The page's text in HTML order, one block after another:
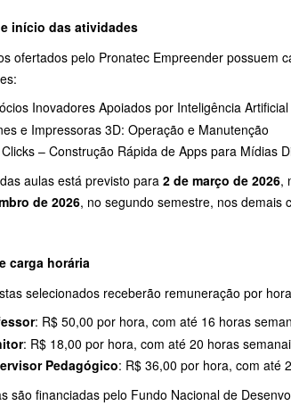
início das atividades
ofertados pelo Pronatec Empreender possuem
Inovadores Apoiados por Inteligência Artificial
e Impressoras 3D: Operação e Manutenção
– Construção Rápida de Apps para Mídias
aulas está previsto para 2 de março de 2026,
de 2026, no segundo semestre, nos demais
carga horária
selecionados receberão remuneração por
: R$ 50,00 por hora, com até 16 horas
: R$ 18,00 por hora, com até 20 horas
Pedagógico: R$ 36,00 por hora, com até
são financiadas pelo Fundo Nacional de